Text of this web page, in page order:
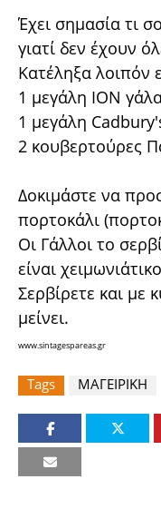
Έχει σημασία τι
γιατί δεν έχουν
Κατέληξα λοιπόν
1 μεγάλη ΙΟΝ
1 μεγάλη
2 κουβερτούρες
Δοκιμάστε να
πορτοκάλι
Οι Γάλλοι το
είναι
Σερβίρετε και με
μείνει.
www.sintagespareas.gr
Tags ΜΑΓΕΙΡΙΚΗ